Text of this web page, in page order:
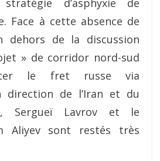
Face à cette absence de
dehors de la discussion
» de corridor nord-sud
le fret russe via
direction de l’Iran et du
Sergueï Lavrov et le
Aliyev sont restés très